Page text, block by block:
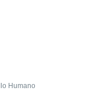
Humano